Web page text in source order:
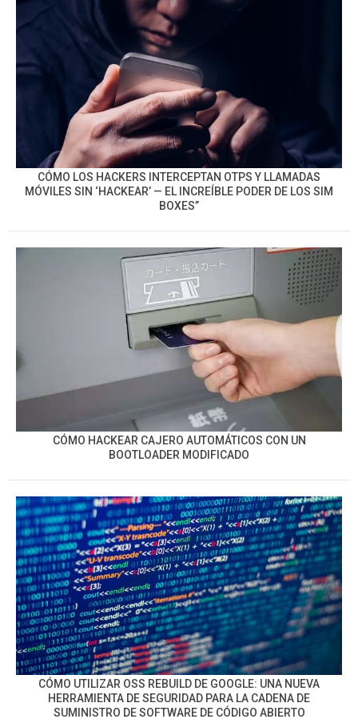
CÓMO LOS HACKERS INTERCEPTAN OTPS Y LLAMADAS
MÓVILES SIN ‘HACKEAR’ — EL INCREÍBLE PODER DE LOS SIM
BOXES”
CÓMO HACKEAR CAJERO AUTOMÁTICOS CON UN
BOOTLOADER MODIFICADO
CÓMO UTILIZAR OSS REBUILD DE GOOGLE: UNA NUEVA
HERRAMIENTA DE SEGURIDAD PARA LA CADENA DE
SUMINISTRO DE SOFTWARE DE CÓDIGO ABIERTO